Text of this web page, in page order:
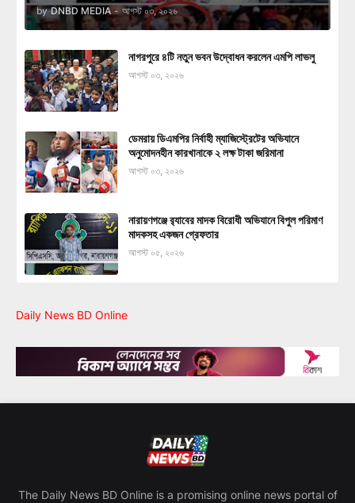
by DNBD MEDIA - আগস্ট ০৩, ২০২৬
নাগরপুরে ৪টি নতুন ভবন উদ্বোধন করলেন এমপি লাভলু
আগস্ট ০৩, ২০২৬
ডেমরায় ডিএমপির নির্বাহী ম্যাজিস্ট্রেটের অভিযানে
অনুমোদনহীন কারখানাকে ২ লক্ষ টাকা জরিমানা
আগস্ট ০৩, ২০২৬
নারায়ণগঞ্জে র‍্যাবের মাদক বিরোধী অভিযানে বিপুল পরিমাণ
মাদকসহ একজন গ্রেফতার
আগস্ট ০৫, ২০২৬
Daily News BD Online
The Daily News BD Online is a promising online news portal of